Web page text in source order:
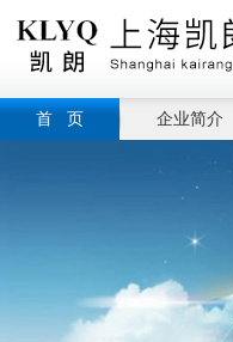
首 页 企业简介